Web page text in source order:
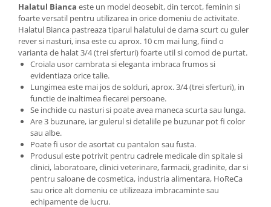
Halatul Bianca este un model deosebit, din tercot, feminin si
foarte versatil pentru utilizarea in orice domeniu de activitate.
Halatul Bianca pastreaza tiparul halatului de dama scurt cu guler
rever si nasturi, insa este cu aprox. 10 cm mai lung, fiind o
varianta de halat 3/4 (trei sferturi) foarte util si comod de purtat.
Croiala usor cambrata si eleganta imbraca frumos si
evidentiaza orice talie.
Lungimea este mai jos de solduri, aprox. 3/4 (trei sferturi), in
functie de inaltimea fiecarei persoane.
Se inchide cu nasturi si poate avea maneca scurta sau lunga.
Are 3 buzunare, iar gulerul si detaliile pe buzunar pot fi color
sau albe.
Poate fi usor de asortat cu pantalon sau fusta.
Produsul este potrivit pentru cadrele medicale din spitale si
clinici, laboratoare, clinici veterinare, farmacii, gradinite, dar si
pentru saloane de cosmetica, industria alimentara, HoReCa
sau orice alt domeniu ce utilizeaza imbracaminte sau
echipamente de lucru.